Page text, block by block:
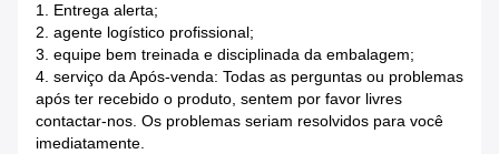
1. Entrega alerta;
2. agente logístico profissional;
3. equipe bem treinada e disciplinada da embalagem;
4. serviço da Após-venda: Todas as perguntas ou problemas
após ter recebido o produto, sentem por favor livres
contactar-nos. Os problemas seriam resolvidos para você
imediatamente.